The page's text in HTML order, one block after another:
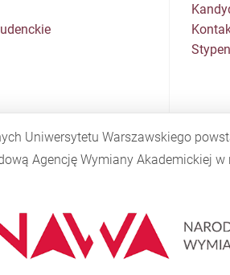
Uniwersytetu Warszawskiego
Agencję Wymiany Akademickiej w